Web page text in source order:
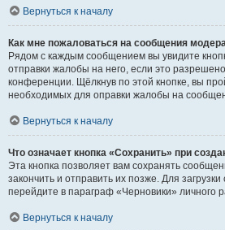
Вернуться к началу
Как мне пожаловаться на сообщения
Рядом с каждым сообщением вы увидите
отправки жалобы на него, если это
конференции. Щёлкнув по этой кнопке, вы
необходимых для оправки жалобы на
Вернуться к началу
Что означает кнопка «Сохранить» при
Эта кнопка позволяет вам сохранять
закончить и отправить их позже. Для
перейдите в параграф «Черновики» личного
Вернуться к началу